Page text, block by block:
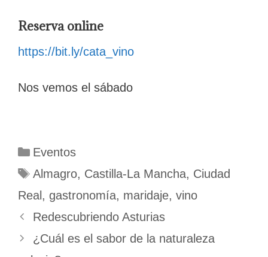
Reserva online
https://bit.ly/cata_vino
Nos vemos el sábado
Categorías
Eventos
Etiquetas
Almagro, Castilla-La Mancha, Ciudad
Real , gastronomía, maridaje, vino
Redescubriendo Asturias
¿Cuál es el sabor de la naturaleza